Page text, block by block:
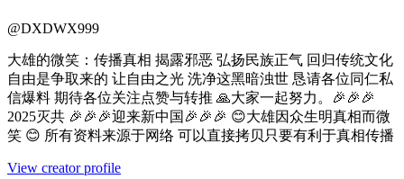
@DXDWX999
大雄的微笑：传播真相 揭露邪恶 弘扬民族正气 回归传统文化
自由是争取来的 让自由之光 洗净这黑暗浊世 恳请各位同仁私
信爆料 期待各位关注点赞与转推 🙏大家一起努力。🎉🎉🎉
2025灭共 🎉🎉🎉迎来新中国🎉🎉🎉 😊大雄因众生明真相而微
笑 😊 所有资料来源于网络 可以直接拷贝只要有利于真相传播
View creator profile